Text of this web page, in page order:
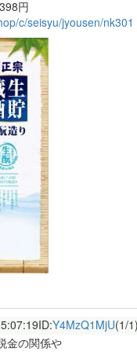
円
c/seisyu/jyousen/nk301
ID:Y4MzQ1MjU(1/1)
金の関係や